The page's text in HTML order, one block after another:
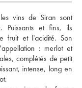
vins de Siran sont
Puissants et fins, ils
fruit et l'acidité. Son
: merlot et
complétés de petit
intense, long en